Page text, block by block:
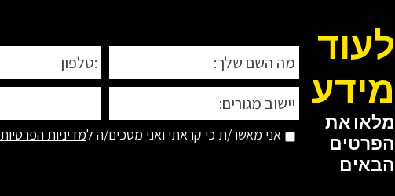
לעוד
מידע
מלאו את
הפרטים
הבאים
אני מאשר/ת כי קראתי ואני מסכים/ה למדיניות הפרטיות